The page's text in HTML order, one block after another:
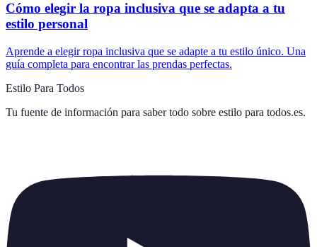
Cómo elegir la ropa inclusiva que se adapta a tu
estilo personal
Aprende a elegir ropa inclusiva que se adapte a tu estilo único. Una
guía completa para encontrar las prendas perfectas.
Estilo Para Todos
Tu fuente de información para saber todo sobre estilo para todos.es.